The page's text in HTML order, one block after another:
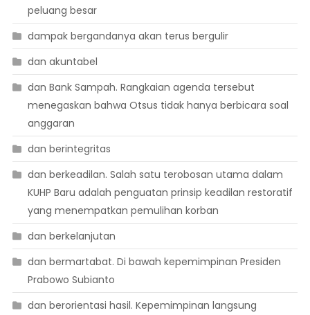
peluang besar
dampak bergandanya akan terus bergulir
dan akuntabel
dan Bank Sampah. Rangkaian agenda tersebut
menegaskan bahwa Otsus tidak hanya berbicara soal
anggaran
dan berintegritas
dan berkeadilan. Salah satu terobosan utama dalam
KUHP Baru adalah penguatan prinsip keadilan restoratif
yang menempatkan pemulihan korban
dan berkelanjutan
dan bermartabat. Di bawah kepemimpinan Presiden
Prabowo Subianto
dan berorientasi hasil. Kepemimpinan langsung